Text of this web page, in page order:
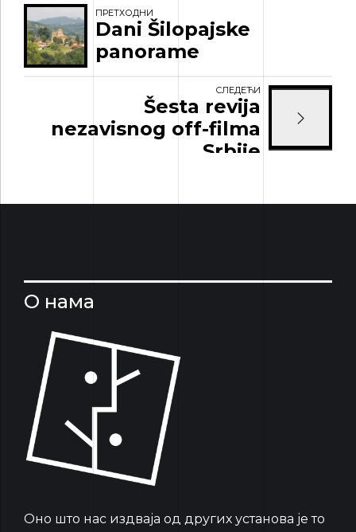
ПРЕТХОДНИ
Dani Šilopajske
panorame
СЛЕДЕЋИ
Šesta revija
nezavisnog off-filma
Srbije
О нама
Oно што нас издваја од других установа је то